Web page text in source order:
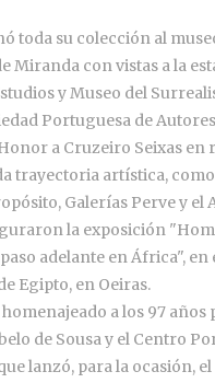
toda su colección al
Miranda con vistas a la
y Museo del
Portuguesa de
a Cruzeiro Seixas en
trayectoria artística,
Galerías Perve y el
la exposición
adelante en África",
Egipto, en Oeiras.
homenajeado a los 97
de Sousa y el Centro
lanzó, para la ocasión,